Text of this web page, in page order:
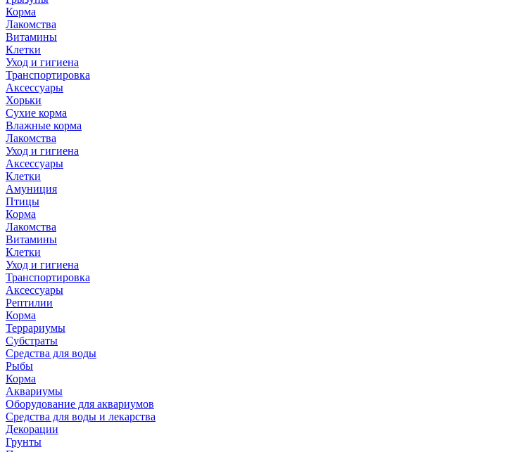
Корма
Лакомства
Витамины
Клетки
Уход и гигиена
Транспортировка
Аксессуары
Хорьки
Сухие корма
Влажные корма
Лакомства
Уход и гигиена
Аксессуары
Клетки
Амуниция
Птицы
Корма
Лакомства
Витамины
Клетки
Уход и гигиена
Транспортировка
Аксессуары
Рептилии
Корма
Террариумы
Субстраты
Средства для воды
Рыбы
Корма
Аквариумы
Оборудование для аквариумов
Средства для воды и лекарства
Декорации
Грунты